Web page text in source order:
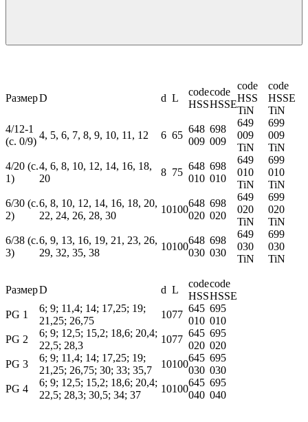
РазмерD d L
code
HSS
code
HSSE
code
HSS
TiN
code
HSSE
TiN
4/12-1
(c. 0/9)
4, 5, 6, 7, 8, 9, 10, 11, 12 6 65
648
009
698
009
649
009
TiN
699
009
TiN
4/20 (c.
1)
4, 6, 8, 10, 12, 14, 16, 18,
20
8 75
648
010
698
010
649
010
TiN
699
010
TiN
6/30 (c.
2)
6, 8, 10, 12, 14, 16, 18, 20,
22, 24, 26, 28, 30
10100
648
020
698
020
649
020
TiN
699
020
TiN
6/38 (c.
3)
6, 9, 13, 16, 19, 21, 23, 26,
29, 32, 35, 38
10100
648
030
698
030
649
030
TiN
699
030
TiN
РазмерD d L
code
HSS
code
HSSE
PG 1
6; 9; 11,4; 14; 17,25; 19;
21,25; 26,75
1077
645
010
695
010
PG 2
6; 9; 12,5; 15,2; 18,6; 20,4;
22,5; 28,3
1077
645
020
695
020
PG 3
6; 9; 11,4; 14; 17,25; 19;
21,25; 26,75; 30; 33; 35,7
10100
645
030
695
030
PG 4
6; 9; 12,5; 15,2; 18,6; 20,4;
22,5; 28,3; 30,5; 34; 37
10100
645
040
695
040